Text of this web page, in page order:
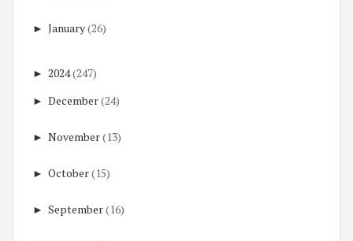
► January(26)
► 2024(247)
► December(24)
► November(13)
► October(15)
► September(16)